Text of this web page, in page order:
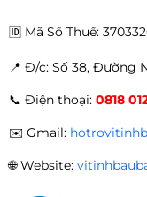
🆔 Mã Số Thuế:
📍 Đ/c: Số 38, Đường
📞 Điện thoại: 0818
✉️ Gmail:
🌐Website: